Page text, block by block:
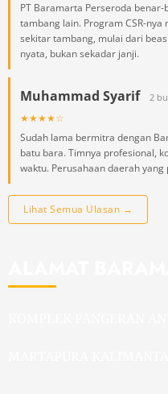
PT Baramarta Perseroda
tambang lain. Program CSR-
sekitar tambang, mulai dari
nyata, bukan sekadar janji.
Muhammad Syarif 2
★★★★☆
Sudah lama bermitra dengan
batu bara. Timnya profesional,
waktu. Perusahaan daerah
Lihat Semua Ulasan →